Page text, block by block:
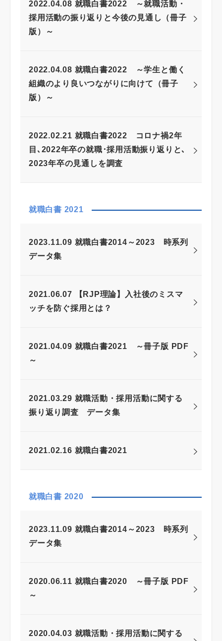
2022.04.08 就職白書2022 ～就職活動・
採用活動の振り返りと今後の見通し（冊子
版）～
2022.04.08 就職白書2022 ～学生と働く
組織のより良いつながりに向けて（冊子
版）～
2022.02.21 就職白書2022 コロナ禍2年
目､2022年卒の就職･採用活動振り返りと､
2023年卒の見通しを調査
就職白書 2021
2023.11.09 就職白書2014～2023 時系列
データ集
2021.06.07 【RJP理論】入社後のミスマ
ッチを防ぐ採用とは？
2021.04.09 就職白書2021 ～冊子版 PDF
～
2021.03.29 就職活動・採用活動に関する
振り返り調査 データ集
2021.02.16 就職白書2021
就職白書 2020
2023.11.09 就職白書2014～2023 時系列
データ集
2020.06.11 就職白書2020 ～冊子版 PDF
～
2020.04.03 就職活動・採用活動に関する